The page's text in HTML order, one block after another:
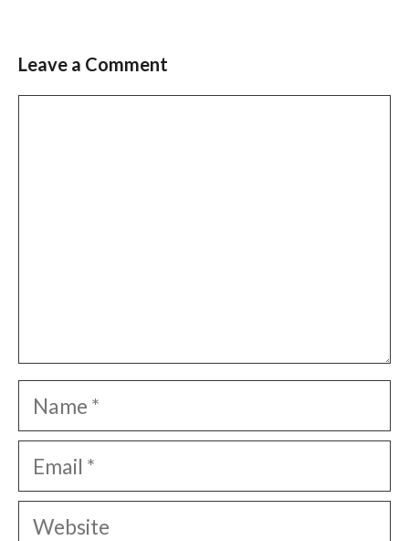
Leave a Comment
Name
Email
Website